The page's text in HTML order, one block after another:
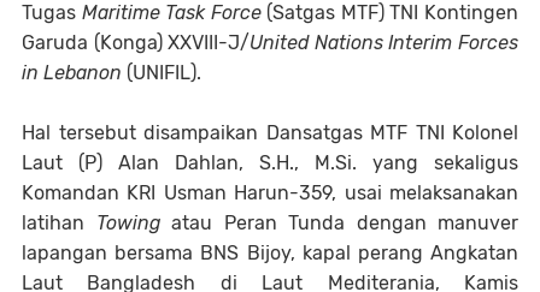
Tugas Maritime Task Force(Satgas MTF) TNI Kontingen
Garuda (Konga) XXVIII-J/United Nations Interim Forces
in Lebanon (UNIFIL).
Hal tersebut disampaikan Dansatgas MTF TNI Kolonel
Laut (P) Alan Dahlan, S.H., M.Si. yang sekaligus
Komandan KRI Usman Harun-359, usai melaksanakan
latihan Towing atau Peran Tunda dengan manuver
lapangan bersama BNS Bijoy, kapal perang Angkatan
Laut Bangladesh di Laut Mediterania, Kamis